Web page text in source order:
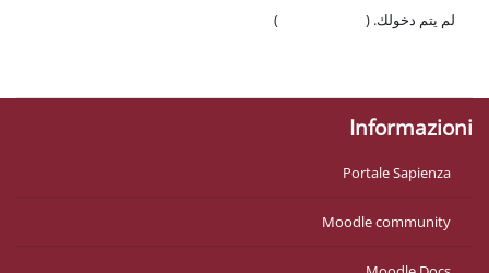
لم يتم دخولك. (
)
Informazioni
Portale Sapienza
Moodle community